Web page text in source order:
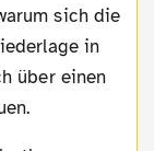
sich die
in
über einen